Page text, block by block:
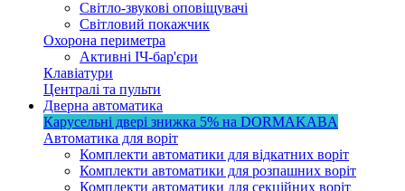
Світло-звукові оповіщувачі
Світловий покажчик
Охорона периметра
Активні ІЧ-бар'єри
Клавіатури
Централі та пульти
Дверна автоматика
Карусельні двері знижка 5% на DORMAKABA
Автоматика для воріт
Комплекти автоматики для відкатних воріт
Комплекти автоматики для розпашних воріт
Комплекти автоматики для секційних воріт